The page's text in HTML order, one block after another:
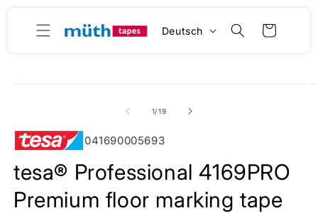
Inhalt
h
e
Deutsch Warenkorb
öffnen
1/von
19
041690005693
tesa® Professional 4169PRO
Premium floor marking tape